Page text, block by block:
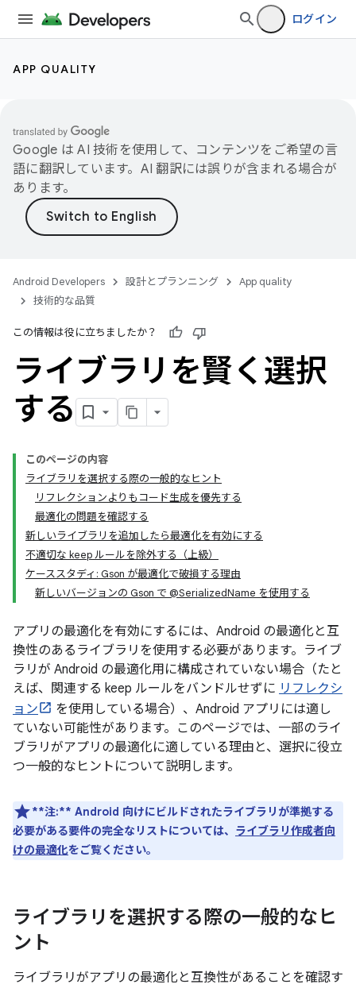
ログイン
APP QUALITY
Google は AI 技術を使用して、コンテンツをご希望の言
語に翻訳しています。AI 翻訳には誤りが含まれる場合が
あります。
Android Developers 設計とプランニング
App quality
技術的な品質
この情報は役に立ちましたか？
ライブラリを賢く選択
する
このページの内容
ライブラリを選択する際の一般的なヒント
リフレクションよりもコード生成を優先する
最適化の問題を確認する
新しいライブラリを追加したら最適化を有効にする
不適切な keep ルールを除外する（上級）
ケーススタディ: Gson が最適化で破損する理由
新しいバージョンの Gson で @SerializedName を使用する
アプリの最適化を有効にするには、Android の最適化と互
換性のあるライブラリを使用する必要があります。ライブ
ラリが Android の最適化用に構成されていない場合（たと
えば、関連する keep ルールをバンドルせずに リフレクシ
ョン
を使用している場合）、Android アプリには適し
ていない可能性があります。このページでは、一部のライ
ブラリがアプリの最適化に適している理由と、選択に役立
つ一般的なヒントについて説明します。
**注:** Android 向けにビルドされたライブラリが準拠する
必要がある要件の完全なリストについては、 ライブラリ作成者向
けの最適化をご覧ください。
ライブラリを選択する際の一般的なヒ
ント
ライブラリがアプリの最適化と互換性があることを確認す